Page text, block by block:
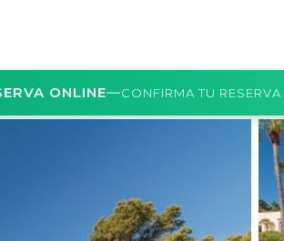
ONLINE—CONFIRMA TU